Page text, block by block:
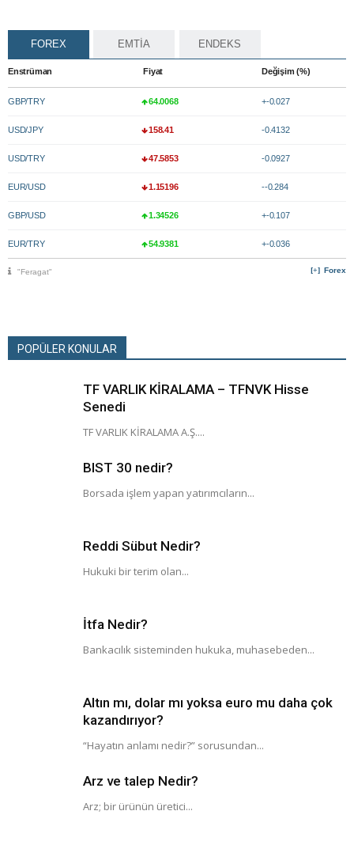
FOREX EMTİA ENDEKS
Enstrüman Fiyat Değişim (%)
GBP/TRY 64.0068 +-0.027
USD/JPY 158.41 -0.4132
USD/TRY 47.5853 -0.0927
EUR/USD 1.15196 --0.284
GBP/USD 1.34526 +-0.107
EUR/TRY 54.9381 +-0.036
Forex
"Feragat"
POPÜLER KONULAR
TF VARLIK KİRALAMA – TFNVK Hisse
Senedi
TF VARLIK KİRALAMA A.Ş....
BIST 30 nedir?
Borsada işlem yapan yatırımcıların...
Reddi Sübut Nedir?
Hukuki bir terim olan...
İtfa Nedir?
Bankacılık sisteminden hukuka, muhasebeden...
Altın mı, dolar mı yoksa euro mu daha çok
kazandırıyor?
“Hayatın anlamı nedir?” sorusundan...
Arz ve talep Nedir?
Arz; bir ürünün üretici...